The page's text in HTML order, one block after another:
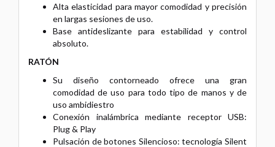
Alta elasticidad para mayor comodidad y precisión
en largas sesiones de uso.
Base antideslizante para estabilidad y control
absoluto.
RATÓN
Su diseño contorneado ofrece una gran
comodidad de uso para todo tipo de manos y de
uso ambidiestro
Conexión inalámbrica mediante receptor USB:
Plug & Play
Pulsación de botones Silencioso: tecnología Silent